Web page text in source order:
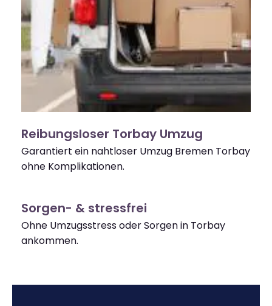
Reibungsloser Torbay Umzug
Garantiert ein nahtloser Umzug Bremen Torbay
ohne Komplikationen.
Sorgen- & stressfrei
Ohne Umzugsstress oder Sorgen in Torbay
ankommen.